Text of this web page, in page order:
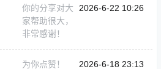
你的分享对大
家帮助很大，
非常感谢！
2026-6-22 10:26
为你点赞！ 2026-6-18 23:13